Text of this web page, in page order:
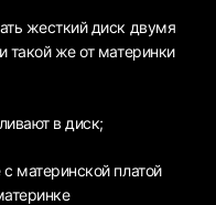
жесткий диск двумя
такой же от материнки
в диск;
материнской платой